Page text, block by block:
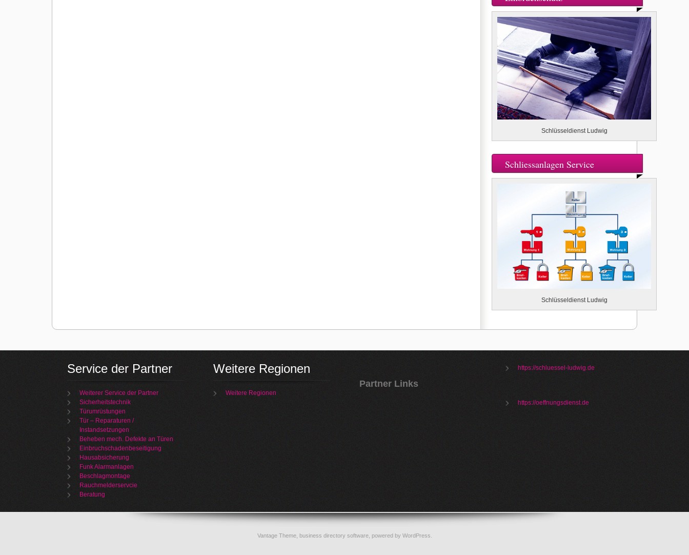
Schlüsseldienst Ludwig
Schliessanlagen Service
Schlüsseldienst Ludwig
Service der Partner
Weiterer Service der Partner
Sicherheitstechnik
Türumrüstungen
Tür – Reparaturen /
Instandsetzungen
Beheben mech. Defekte an Türen
Einbruchschadenbeseitigung
Hausabsicherung
Funk Alarmanlagen
Beschlagmontage
Rauchmelderservcie
Beratung
Weitere Regionen
Weitere Regionen
Partner Links
https://schluessel-ludwig.de
https://oeffnungsdienst.de
Vantage Theme, business directory software, powered by WordPress